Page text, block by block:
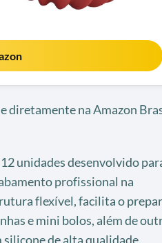
diretamente na Amazon
unidades desenvolvido
profissional na
flexível, facilita o
e mini bolos, além de
de alta qualidade,